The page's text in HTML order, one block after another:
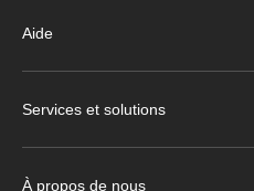
Aide
Services et solutions
À propos de nous